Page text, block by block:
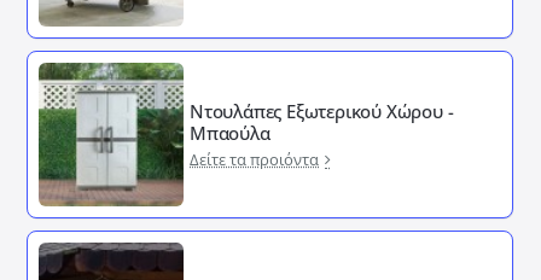
Ντουλάπες Εξωτερικού Χώρου -
Μπαούλα
Δείτε τα προιόντα